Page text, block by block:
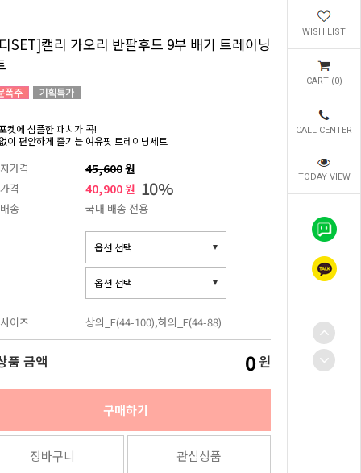
WISH LIST
CART (0)
CALL CENTER
TODAY VIEW
SET]캘리 가오리 반팔후드 9부 배기 트레이닝
켓에 심플한 패치가 콕!
이 편안하게 즐기는 여유핏 트레이닝세트
가격 45,600원
격 40,900 원 10%
송 국내 배송 전용
이즈 상의_F(44-100),하의_F(44-88)
품 금액 0 원
구매하기
장바구니 관심상품